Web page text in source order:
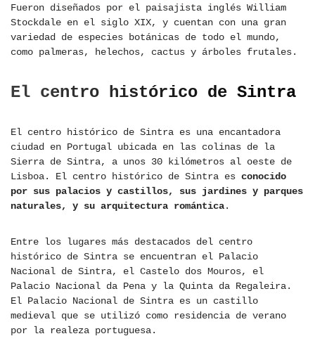
Fueron diseñados por el paisajista inglés William
Stockdale en el siglo XIX, y cuentan con una gran
variedad de especies botánicas de todo el mundo,
como palmeras, helechos, cactus y árboles frutales.
El centro histórico de Sintra
El centro histórico de Sintra es una encantadora
ciudad en Portugal ubicada en las colinas de la
Sierra de Sintra, a unos 30 kilómetros al oeste de
Lisboa. El centro histórico de Sintra es conocido
por sus palacios y castillos, sus jardines y parques
naturales, y su arquitectura romántica.
Entre los lugares más destacados del centro
histórico de Sintra se encuentran el Palacio
Nacional de Sintra, el Castelo dos Mouros, el
Palacio Nacional da Pena y la Quinta da Regaleira.
El Palacio Nacional de Sintra es un castillo
medieval que se utilizó como residencia de verano
por la realeza portuguesa.